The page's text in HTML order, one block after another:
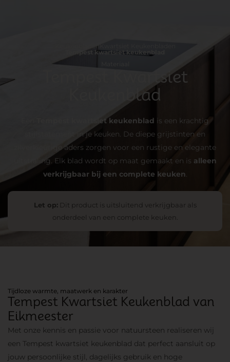
Keukenbladen
Tempest kwartsiet keukenblad
Tempest Kwartsiet
Keukenblad
Tempest kwartsiet keukenblad is een krachtig
stijlstatement in je keuken. De diepe grijstinten en
zilverkleurige aders zorgen voor een rustige en elegante
uitstraling. Elk blad wordt op maat gemaakt en is alleen
verkrijgbaar bij een complete keuken.
Let op:Dit product is uitsluitend verkrijgbaar als
onderdeel van een complete keuken.
Tijdloze warmte, maatwerk en karakter
Tempest Kwartsiet Keukenblad van
Eikmeester
Met onze kennis en passie voor natuursteen realiseren wij
een Tempest kwartsiet keukenblad dat perfect aansluit op
jouw persoonlijke stijl, dagelijks gebruik en hoge